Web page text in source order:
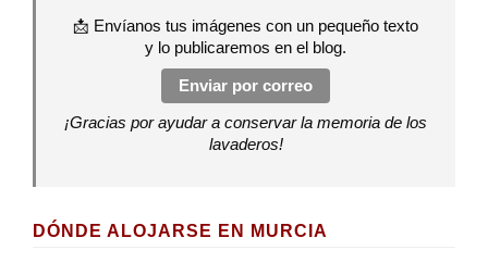
📩 Envíanos tus imágenes con un pequeño texto
y lo publicaremos en el blog.
Enviar por correo
¡Gracias por ayudar a conservar la memoria de los
lavaderos!
DÓNDE ALOJARSE EN MURCIA